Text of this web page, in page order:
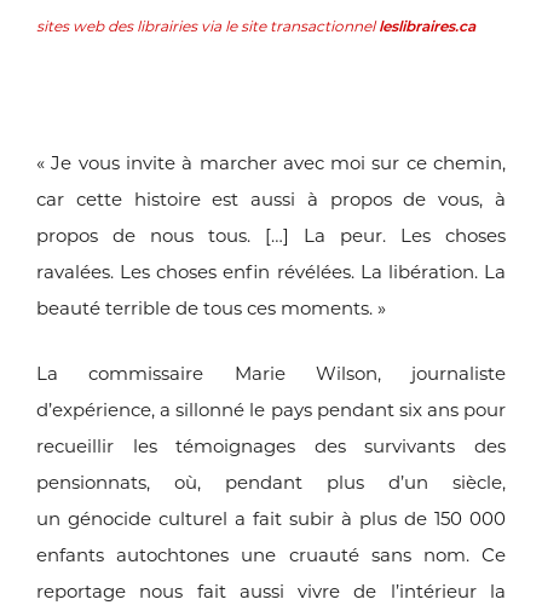
sites web des librairies via le site transactionnelleslibraires.ca
« Je vous invite à marcher avec moi sur ce chemin,
car cette histoire est aussi à propos de vous, à
propos de nous tous. […] La peur. Les choses
ravalées. Les choses enfin révélées. La libération. La
beauté terrible de tous ces moments. »
La commissaire Marie Wilson, journaliste
d’expérience, asillonné le pays pendant six ans pour
recueillir les témoignages des survivants des
pensionnats, où, pendant plus d’un siècle,
un génocide culturel a fait subir à plus de 150 000
enfants autochtones une cruauté sans nom. Ce
reportage nous fait aussi vivrede l’intérieur la